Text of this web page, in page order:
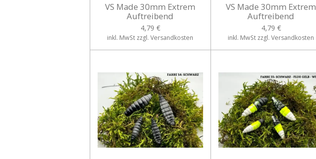
VS Made 30mm Extrem
Auftreibend
4,79 €
inkl. MwSt zzgl. Versandkosten
VS Made 30mm Extrem
Auftreibend
4,79 €
inkl. MwSt zzgl. Versandkosten